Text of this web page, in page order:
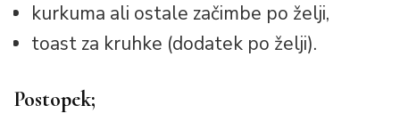
kurkuma ali ostale začimbe po želji,
toast za kruhke (dodatek po želji).
Postopek;